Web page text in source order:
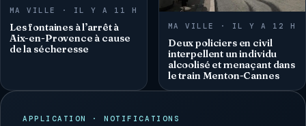
MA VILLE · IL Y A 11 H
Les fontaines à l’arrêt à
Aix-en-Provence à cause
de la sécheresse
MA VILLE · IL Y A 12 H
Deux policiers en civil
interpellent un individu
alcoolisé et menaçant dans
le train Menton-Cannes
APPLICATION · NOTIFICATIONS